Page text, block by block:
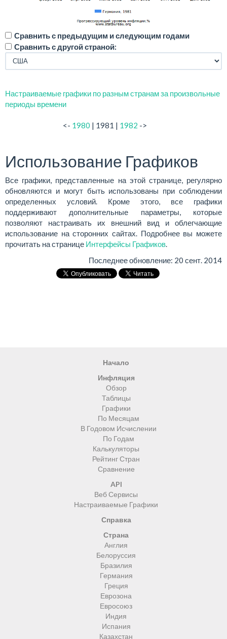
Сравнить с предыдущим и следующим годами
Сравнить с другой страной:
Настраиваемые графики по разным странам за произвольные
периоды времени
<- 1980 | 1981 | 1982 ->
Использование Графиков
Все графики, представленные на этой странице, регулярно
обновляются и могут быть использованы при соблюдении
определенных условий. Кроме этого, все графики
поддерживают дополнительные параметры, которые
позволяют настраивать их внешний вид и облегчающие
использование на сторонних сайтах. Подробнее вы можете
прочитать на странице Интерфейсы Графиков.
Последнее обновление: 20 сент. 2014
Начало
Инфляция
Обзор
Таблицы
Графики
По Месяцам
В Годовом Исчислении
По Годам
Калькуляторы
Рейтинг Стран
Сравнение
API
Веб Сервисы
Настраиваемые Графики
Справка
Страна
Англия
Белоруссия
Бразилия
Германия
Греция
Еврозона
Евросоюз
Индия
Испания
Казахстан